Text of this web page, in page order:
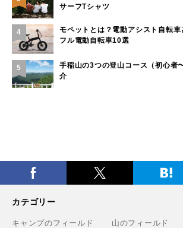
サーフTシャツ
4
モペットとは？電動アシスト自転
フル電動自転車10選
5
手稲山の3つの登山コース（初心者
介
カテゴリー
キャンプのフィールド
山のフィールド